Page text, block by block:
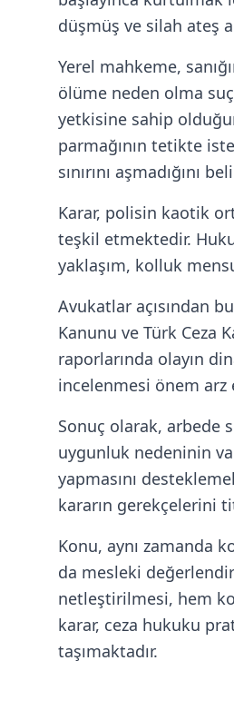
düşmüş ve silah ateş
Yerel mahkeme,
ölüme neden olma
yetkisine sahip
parmağının tetikte
sınırını aşmadığını
Karar, polisin kaotik
teşkil etmektedir.
yaklaşım, kolluk
Avukatlar açısından
Kanunu ve Türk Ceza
raporlarında olayın
incelenmesi önem arz
Sonuç olarak, arbede
uygunluk nedeninin
yapmasını
kararın gerekçelerini
Konu, aynı zamanda
da mesleki
netleştirilmesi, hem
karar, ceza hukuku
taşımaktadır.